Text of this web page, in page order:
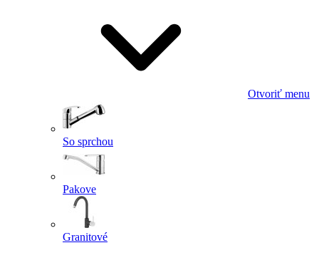
Otvoriť menu
So sprchou
Pakove
Granitové